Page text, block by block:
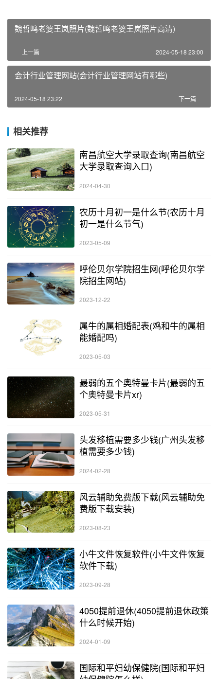
魏哲鸣老婆王岚照片(魏哲鸣老婆王岚照片高清)
上一篇 2024-05-18 23:00
会计行业管理网站(会计行业管理网站有哪些)
下一篇
2024-05-18 23:22
相关推荐
南昌航空大学录取查询(南昌航空
大学录取查询入口)
2024-04-30
农历十月初一是什么节(农历十月
初一是什么节气)
2023-05-09
呼伦贝尔学院招生网(呼伦贝尔学
院招生网站)
2023-12-22
属牛的属相婚配表(鸡和牛的属相
能婚配吗)
2023-05-03
最弱的五个奥特曼卡片(最弱的五
个奥特曼卡片xr)
2023-05-31
头发移植需要多少钱(广州头发移
植需要多少钱)
2024-02-28
风云辅助免费版下载(风云辅助免
费版下载安装)
2023-08-23
小牛文件恢复软件(小牛文件恢复
软件下载)
2023-09-28
4050提前退休(4050提前退休政策
什么时候开始)
2024-01-09
国际和平妇幼保健院(国际和平妇